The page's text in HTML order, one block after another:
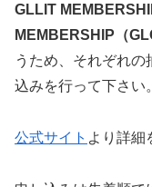
GLLIT
MEMBERSHIP（
うため、それぞれ
込みを行って下さい。
公式サイト より詳細